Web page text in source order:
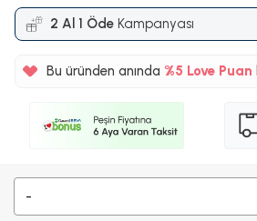
2 Al 1 Öde Kampanyası
Bu üründen anında %5
%5
Love Puan
-